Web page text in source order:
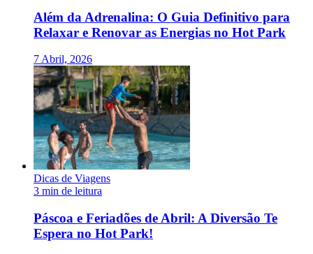
Além da Adrenalina: O Guia Definitivo para
Relaxar e Renovar as Energias no Hot Park
7 Abril, 2026
Dicas de Viagens
3 min de leitura
Páscoa e Feriadões de Abril: A Diversão Te
Espera no Hot Park!